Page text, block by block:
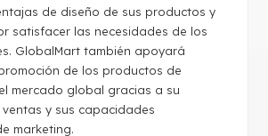
de diseño de sus productos y
satisfacer las necesidades de los
GlobalMart también apoyará
de los productos de
mercado global gracias a su
y sus capacidades
marketing.